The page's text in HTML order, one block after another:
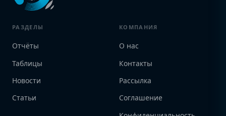
РАЗДЕЛЫ
Отчёты
Таблицы
Новости
Статьи
КОМПАНИЯ
О нас
Контакты
Рассылка
Соглашение